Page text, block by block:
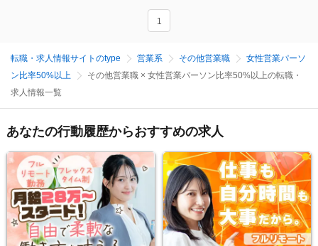
1
転職・求人情報サイトのtype 営業系 その他営業職
女性営業パーソ
ン比率50%以上
その他営業職 × 女性営業パーソン比率50%以上の転職・
求人情報一覧
あなたの行動履歴からおすすめの求人